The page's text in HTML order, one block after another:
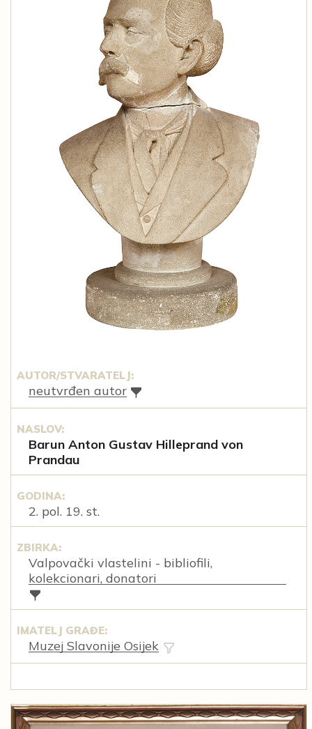
AUTOR/STVARATELJ:
neutvrđen autor
NASLOV:
Barun Anton Gustav Hilleprand von
Prandau
GODINA:
2. pol. 19. st.
ZBIRKA:
Valpovački vlastelini - bibliofili,
kolekcionari, donatori
IMATELJ GRAĐE:
Muzej Slavonije Osijek